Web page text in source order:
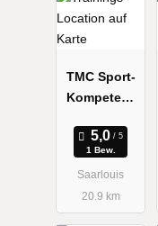
TMC Sport-
Kompetenz
1 Bew.
Saarlouis
20.9 km